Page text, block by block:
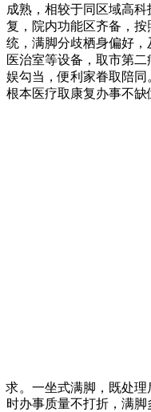
成熟，相较于同区域高
复，院内功能区齐备，
统，满脚分歧栖身偏好
医治室等设备，取市第
娱勾当，便利家眷取陪
根本医疗取康复办事不
求。一坐式满脚，既处理
时办事质量不打折，满